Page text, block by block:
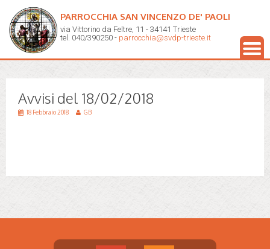
PARROCCHIA SAN VINCENZO DE' PAOLI
via Vittorino da Feltre, 11 - 34141 Trieste
tel. 040/390250 - parrocchia@svdp-trieste.it
Avvisi del 18/02/2018
18 Febbraio 2018 GB